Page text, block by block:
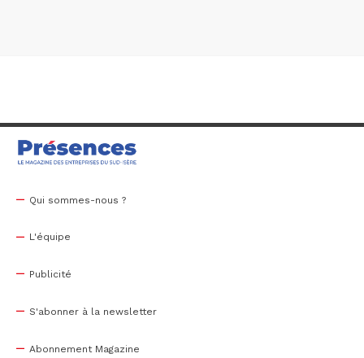
Qui sommes-nous ?
L'équipe
Publicité
S'abonner à la newsletter
Abonnement Magazine